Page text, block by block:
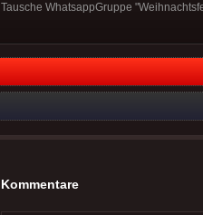
Tausche WhatsappGruppe
Kommentare